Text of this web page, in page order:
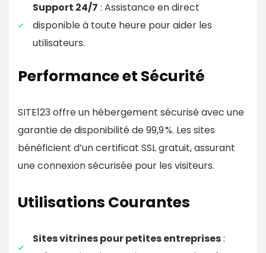
Support 24/7 : Assistance en direct
disponible à toute heure pour aider les
utilisateurs. ​
Performance et Sécurité
SITE123 offre un hébergement sécurisé avec une
garantie de disponibilité de 99,9 %. Les sites
bénéficient d’un certificat SSL gratuit, assurant
une connexion sécurisée pour les visiteurs.​
Utilisations Courantes
Sites vitrines pour petites entreprises: